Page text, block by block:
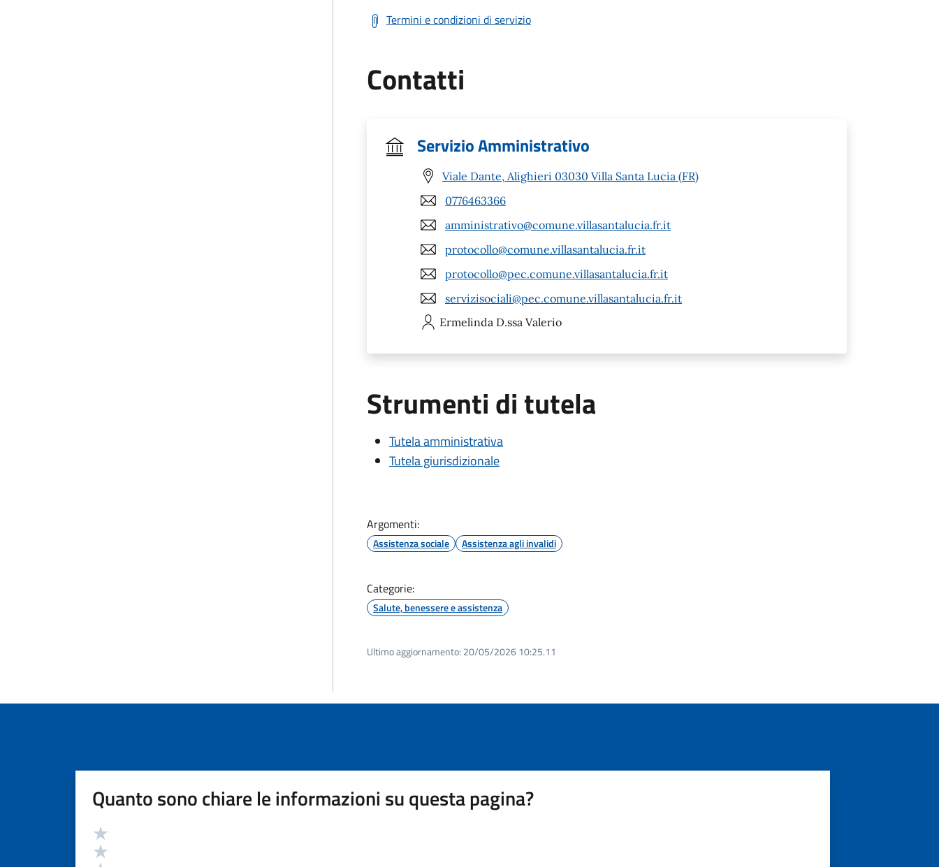
Termini e condizioni di servizio
Contatti
Servizio Amministrativo
Viale Dante, Alighieri 03030 Villa Santa Lucia (FR)
0776463366
amministrativo@comune.villasantalucia.fr.it
protocollo@comune.villasantalucia.fr.it
protocollo@pec.comune.villasantalucia.fr.it
servizisociali@pec.comune.villasantalucia.fr.it
Ermelinda D.ssa Valerio
Strumenti di tutela
Tutela amministrativa
Tutela giurisdizionale
Argomenti:
Assistenza sociale Assistenza agli invalidi
Categorie:
Salute, benessere e assistenza
Ultimo aggiornamento: 20/05/2026 10:25.11
Quanto sono chiare le informazioni su questa pagina?
Valutazione